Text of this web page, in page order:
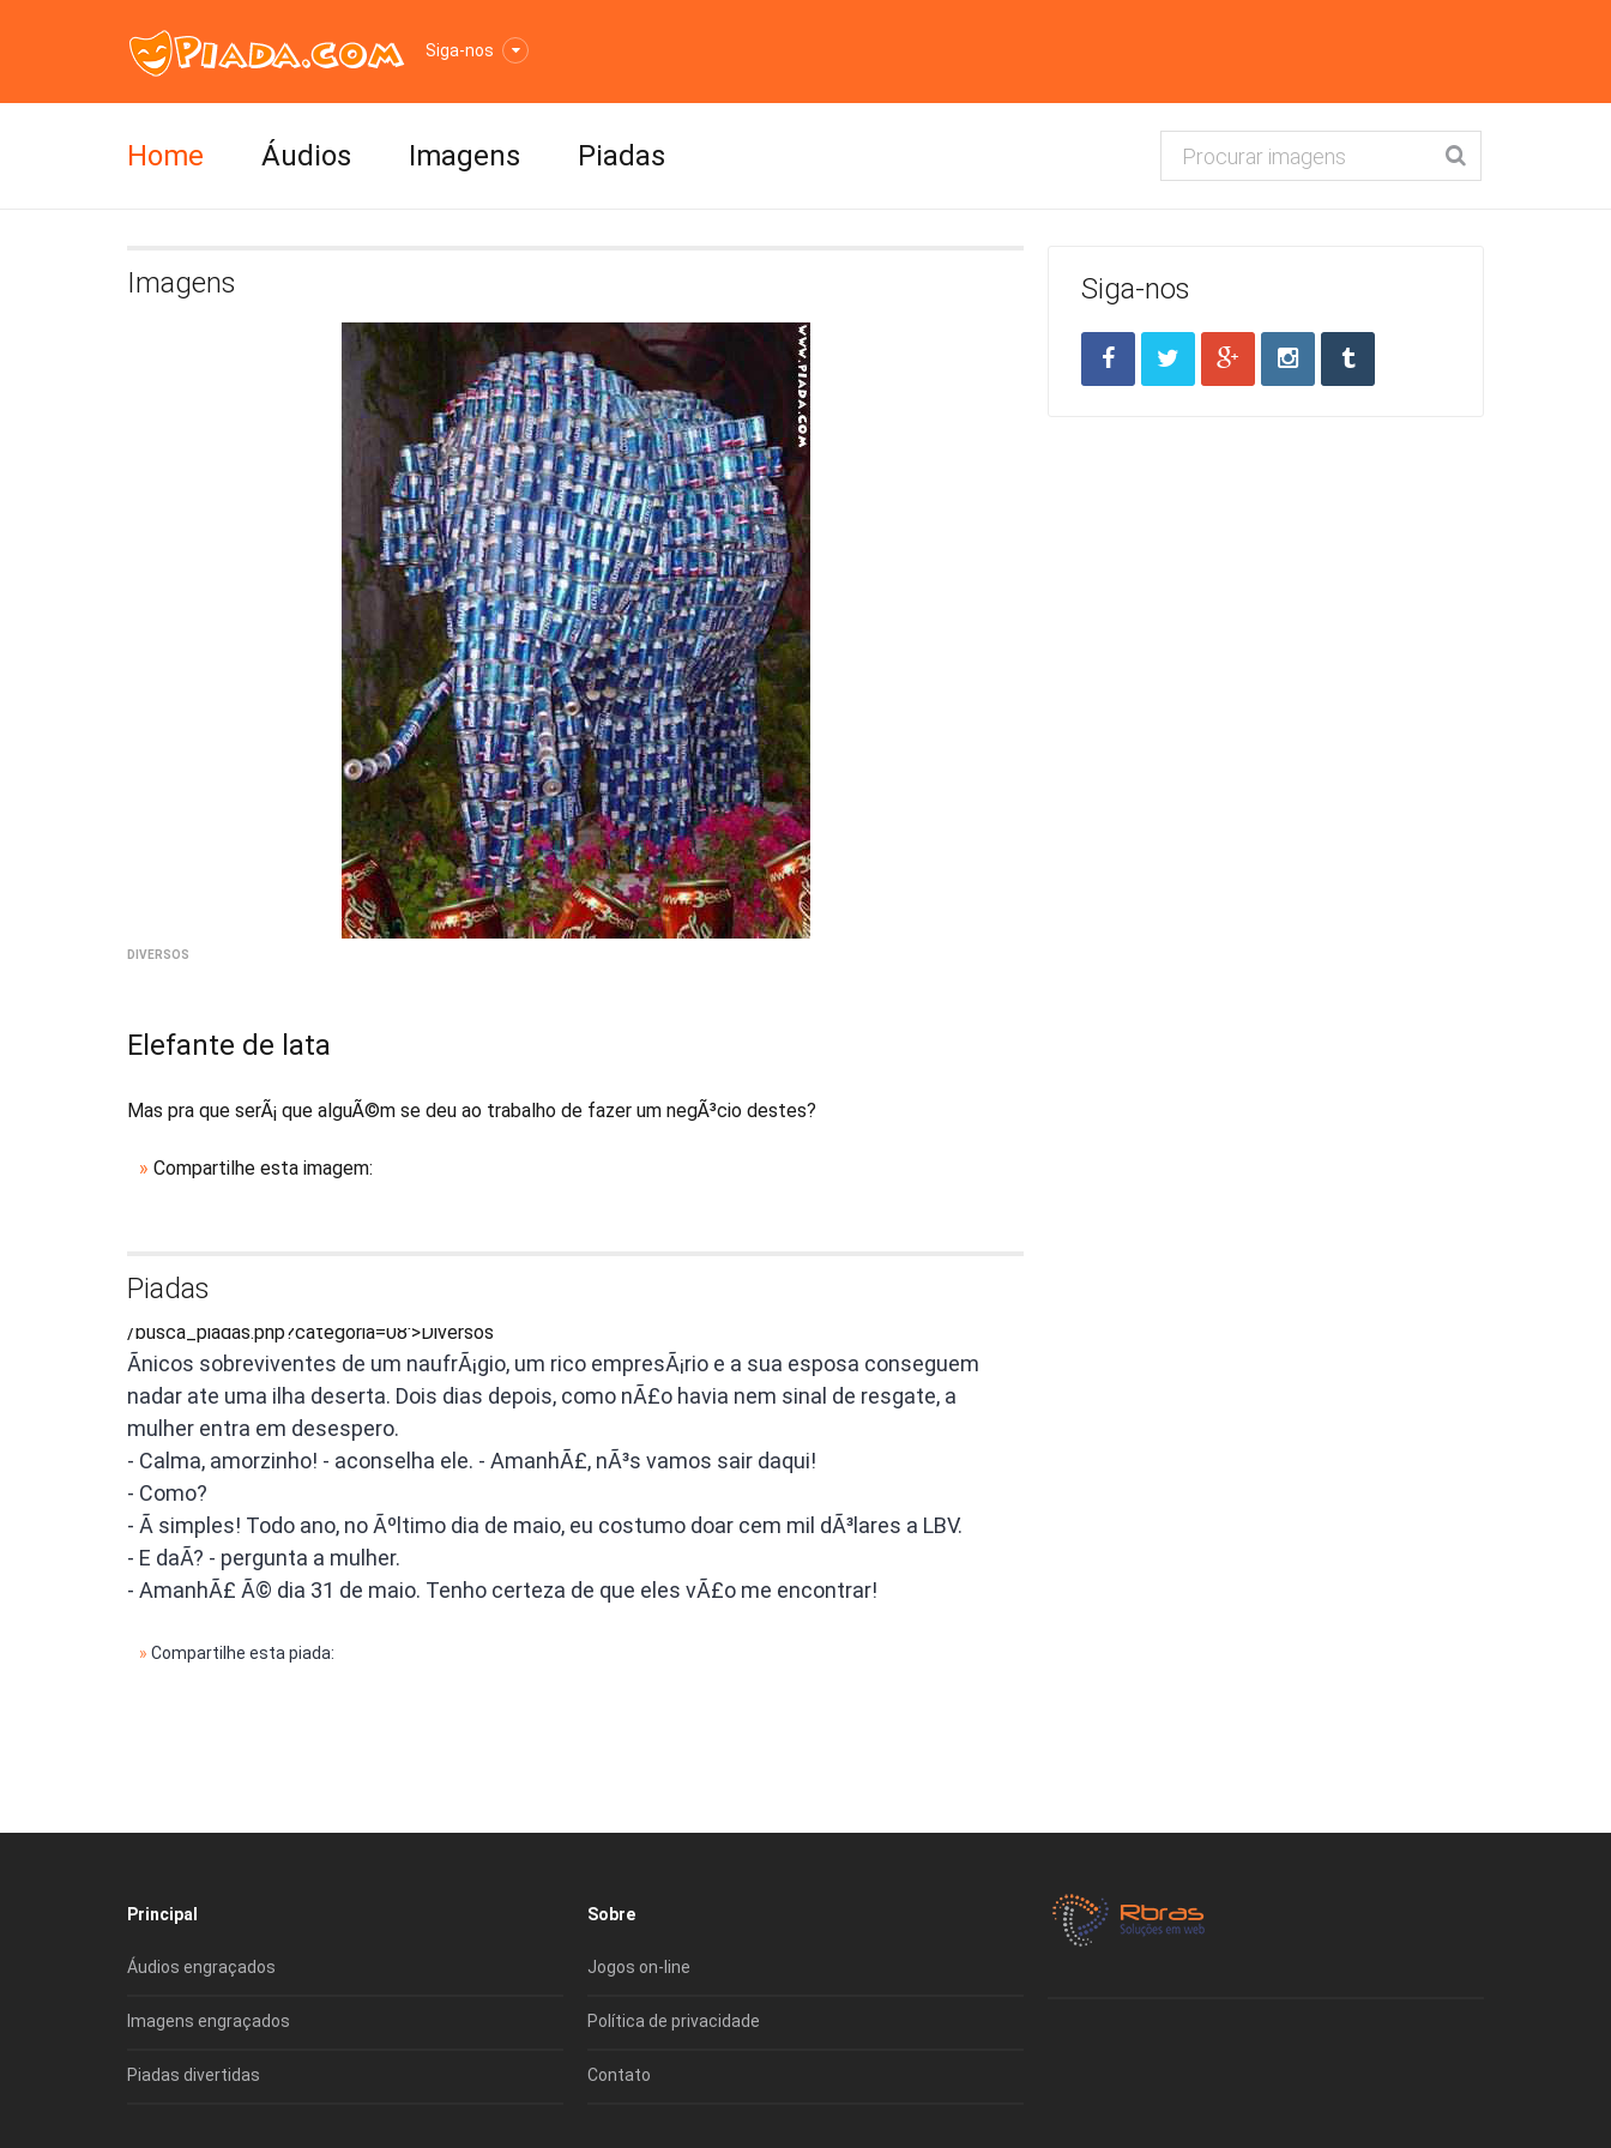
Siga-nos
Home Áudios Imagens Piadas
Imagens
DIVERSOS
Elefante de lata
Mas pra que serÃ¡ que alguÃ©m se deu ao trabalho de fazer um negÃ³cio destes?
» Compartilhe esta imagem:
Piadas
/busca_piadas.php?categoria=08'>Diversos
Ãnicos sobreviventes de um naufrÃ¡gio, um rico empresÃ¡rio e a sua esposa conseguem
nadar ate uma ilha deserta. Dois dias depois, como nÃ£o havia nem sinal de resgate, a
mulher entra em desespero.
- Calma, amorzinho! - aconselha ele. - AmanhÃ£, nÃ³s vamos sair daqui!
- Como?
- Ã simples! Todo ano, no Ãºltimo dia de maio, eu costumo doar cem mil dÃ³lares a LBV.
- E daÃ­? - pergunta a mulher.
- AmanhÃ£ Ã© dia 31 de maio. Tenho certeza de que eles vÃ£o me encontrar!
» Compartilhe esta piada:
Siga-nos
Principal
Áudios engraçados
Imagens engraçados
Piadas divertidas
Sobre
Jogos on-line
Política de privacidade
Contato